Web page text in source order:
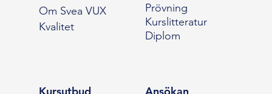
Om Svea VUX
Kvalitet
Prövning
Kurslitteratur
Diplom
Kursutbud Ansökan